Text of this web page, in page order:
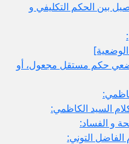
بين الحكم التكليفي و
حكم مستقل مجعول، أو
السيد الكاظمي:
و الفساد:
التوني: